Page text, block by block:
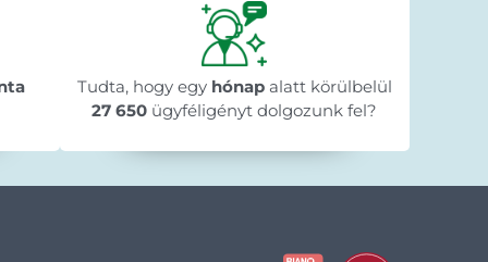
Béla Horváth
1 nappal ezelőtt
★★★★★
★★★★★
★★★★★
"Gyorsan megérkezett a megrendelt
termék."
Tudta, hogy egy hónapalatt körülbelül
27 650 ügyféligényt dolgozunk fel?